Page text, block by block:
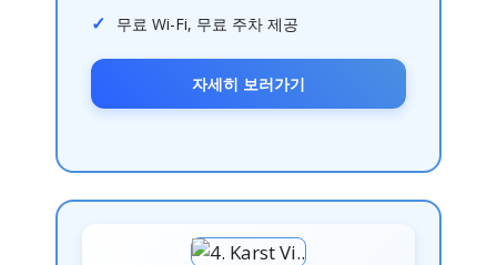
무료 Wi-Fi, 무료 주차 제공
자세히 보러가기